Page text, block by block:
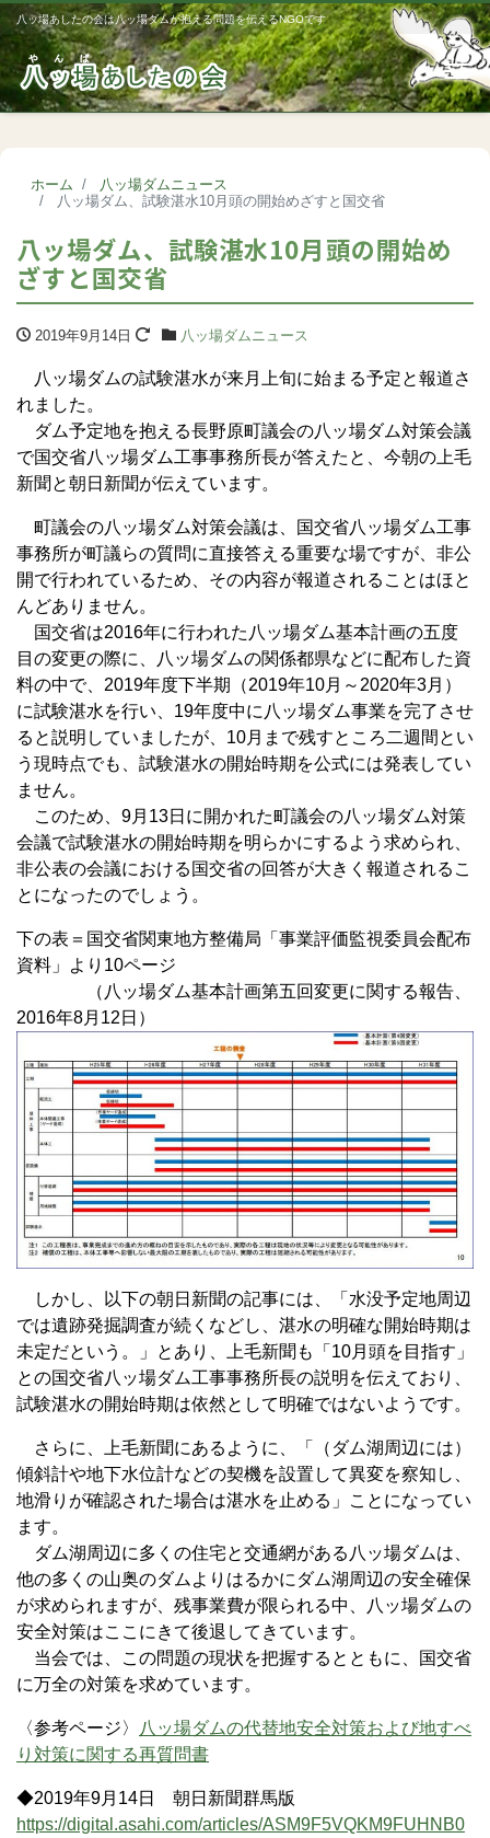
八ッ場あしたの会は八ッ場ダムが抱える問題を伝えるNGOです
ホーム
八ッ場ダムニュース
八ッ場ダム、試験湛水10月頭の開始めざすと国交省
八ッ場ダム、試験湛水10月頭の開始め
ざすと国交省
2019年9月14日 八ッ場ダムニュース
八ッ場ダムの試験湛水が来月上旬に始まる予定と報道さ
れました。
ダム予定地を抱える長野原町議会の八ッ場ダム対策会議
で国交省八ッ場ダム工事事務所長が答えたと、今朝の上毛
新聞と朝日新聞が伝えています。
町議会の八ッ場ダム対策会議は、国交省八ッ場ダム工事
事務所が町議らの質問に直接答える重要な場ですが、非公
開で行われているため、その内容が報道されることはほと
んどありません。
国交省は2016年に行われた八ッ場ダム基本計画の五度
目の変更の際に、八ッ場ダムの関係都県などに配布した資
料の中で、2019年度下半期（2019年10月～2020年3月）
に試験湛水を行い、19年度中に八ッ場ダム事業を完了させ
ると説明していましたが、10月まで残すところ二週間とい
う現時点でも、試験湛水の開始時期を公式には発表してい
ません。
このため、9月13日に開かれた町議会の八ッ場ダム対策
会議で試験湛水の開始時期を明らかにするよう求められ、
非公表の会議における国交省の回答が大きく報道されるこ
とになったのでしょう。
下の表＝国交省関東地方整備局「事業評価監視委員会配布
資料」より10ページ
（八ッ場ダム基本計画第五回変更に関する報告、
2016年8月12日）
しかし、以下の朝日新聞の記事には、「水没予定地周辺
では遺跡発掘調査が続くなどし、湛水の明確な開始時期は
未定だという。」とあり、上毛新聞も「10月頭を目指す」
との国交省八ッ場ダム工事事務所長の説明を伝えており、
試験湛水の開始時期は依然として明確ではないようです。
さらに、上毛新聞にあるように、「（ダム湖周辺には）
傾斜計や地下水位計などの契機を設置して異変を察知し、
地滑りが確認された場合は湛水を止める」ことになってい
ます。
ダム湖周辺に多くの住宅と交通網がある八ッ場ダムは、
他の多くの山奥のダムよりはるかにダム湖周辺の安全確保
が求められますが、残事業費が限られる中、八ッ場ダムの
安全対策はここにきて後退してきています。
当会では、この問題の現状を把握するとともに、国交省
に万全の対策を求めています。
〈参考ページ〉
八ッ場ダムの代替地安全対策および地すべ
り対策に関する再質問書
◆2019年9月14日 朝日新聞群馬版
https://digital.asahi.com/articles/ASM9F5VQKM9FUHNB0